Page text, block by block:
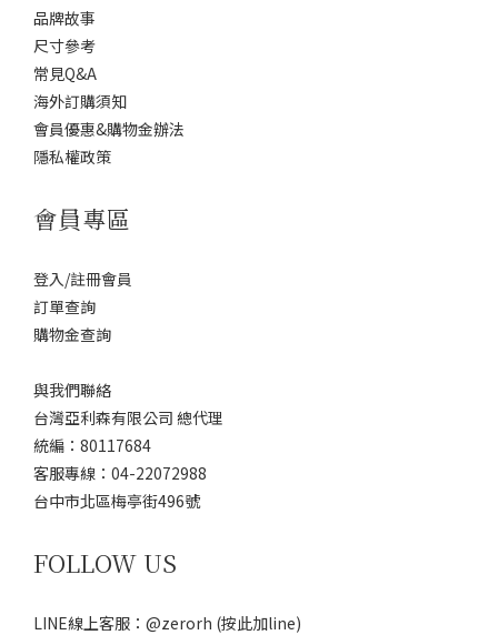
品牌故事
尺寸參考
常見Q&A
海外訂購須知
會員優惠&購物金辦法
隱私權政策
會員專區
登入/註冊會員
訂單查詢
購物金查詢
與我們聯絡
台灣亞利森有限公司 總代理
統編：80117684
客服專線：04-22072988
台中市北區梅亭街496號
FOLLOW US
LINE線上客服：@zerorh (按此加line)